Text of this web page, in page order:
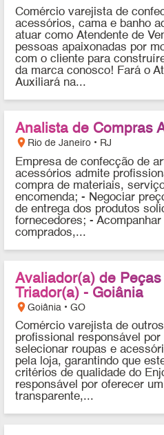
Comércio varejista de
acessórios, cama e banho
atuar como Atendente de
pessoas apaixonadas por
com o cliente para
da marca conosco! Fará o
Auxiliará na...
Analista de Compras
location_on Rio de Janeiro • RJ
Empresa de confecção de
acessórios admite
compra de materiais,
encomenda; - Negociar
de entrega dos produtos
fornecedores; -
comprados,...
Avaliador(a) de Peças
Triador(a) - Goiânia
location_onGoiânia • GO
Comércio varejista de
profissional responsável
selecionar roupas e
pela loja, garantindo que
critérios de qualidade do
responsável por oferecer
transparente,...